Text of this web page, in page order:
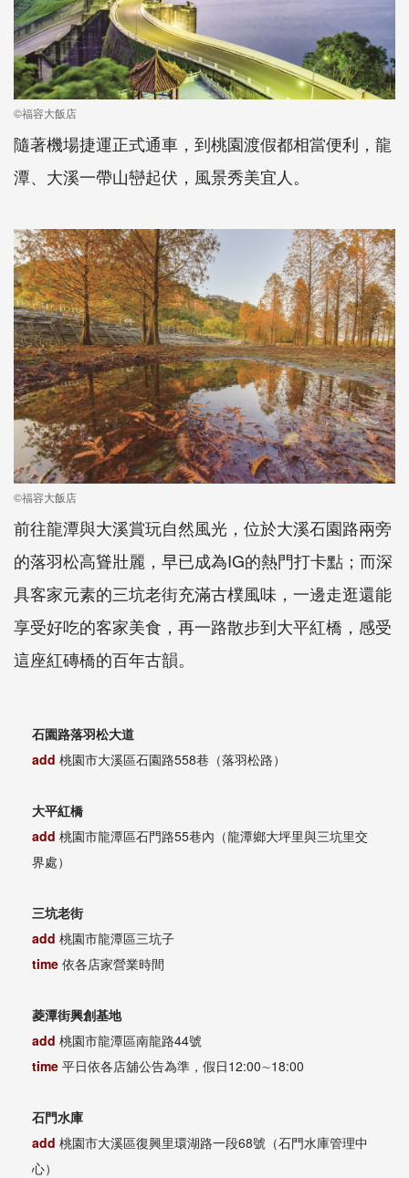
©福容大飯店
隨著機場捷運正式通車，到桃園渡假都相當便利，龍
潭、大溪一帶山巒起伏，風景秀美宜人。
©福容大飯店
前往龍潭與大溪賞玩自然風光，位於大溪石園路兩旁
的落羽松高聳壯麗，早已成為IG的熱門打卡點；而深
具客家元素的三坑老街充滿古樸風味，一邊走逛還能
享受好吃的客家美食，再一路散步到大平紅橋，感受
這座紅磚橋的百年古韻。
石園路落羽松大道
add 桃園市大溪區石園路558巷（落羽松路）
大平紅橋
add 桃園市龍潭區石門路55巷內（龍潭鄉大坪里與三坑里交
界處）
三坑老街
add 桃園市龍潭區三坑子
time 依各店家營業時間
菱潭街興創基地
add 桃園市龍潭區南龍路44號
time 平日依各店舖公告為準，假日12:00∼18:00
石門水庫
add 桃園市大溪區復興里環湖路一段68號（石門水庫管理中
心）